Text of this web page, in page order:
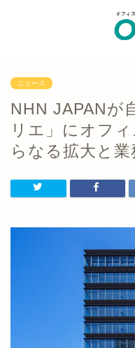
ニュース
NHN JAPANが
リエ」にオフ
らなる拡大と